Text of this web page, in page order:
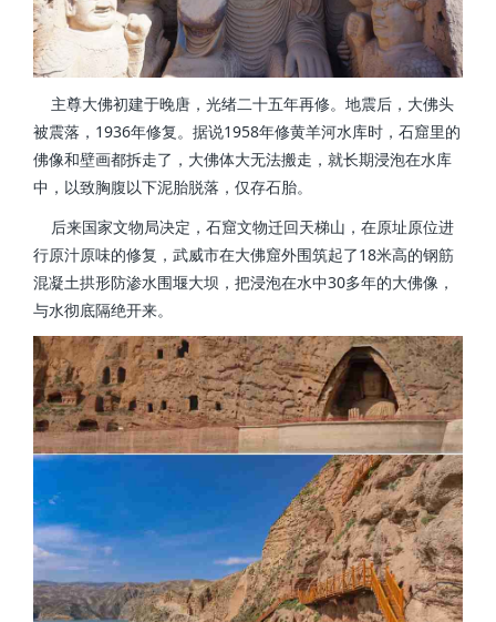
主尊大佛初建于晚唐，光绪二十五年再修。地震后，大佛头
被震落，1936年修复。据说1958年修黄羊河水库时，石窟里的
佛像和壁画都拆走了，大佛体大无法搬走，就长期浸泡在水库
中，以致胸腹以下泥胎脱落，仅存石胎。
后来国家文物局决定，石窟文物迁回天梯山，在原址原位进
行原汁原味的修复，武威市在大佛窟外围筑起了18米高的钢筋
混凝土拱形防渗水围堰大坝，把浸泡在水中30多年的大佛像，
与水彻底隔绝开来。